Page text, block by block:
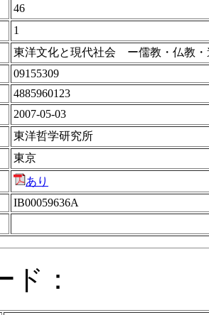
46
1
東洋文化と現代社会 ー儒教・仏教・
09155309
4885960123
2007-05-03
東洋哲学研究所
東京
あり
IB00059636A
ド：